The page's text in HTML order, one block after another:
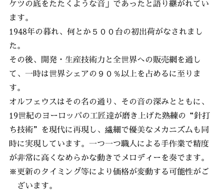
ケツの底をたたくような音」であったと語り継がれてい
ます。
1948年の暮れ、何とか５００台の初出荷がなされまし
た。
その後、開発・生産技術力と全世界への販売網を通し
て、一時は世界シェアの９０％以上を占めるに至りま
す。
オルフェウスはその名の通り、その音の深みとともに、
19世紀のヨーロッパの工匠達が磨き上げた熟練の“針打
ち技術”を現代に再現し、繊細で優美なメカニズムも同
時に実現しています。一つ一つ職人による手作業で精度
が非常に高くなめらかな動きでメロディーを奏でます。
※更新のタイミング等により価格が変動する可能性がご
ざいます。